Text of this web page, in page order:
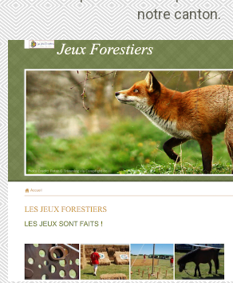
notre canton.